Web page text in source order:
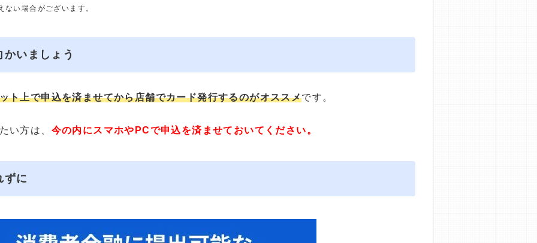
い場合がございます。
いましょう
ト上で申込を済ませてから店舗でカード発行するのがオススメです。
い方は、 今の内にスマホやPCで申込を済ませておいてください。
ずに